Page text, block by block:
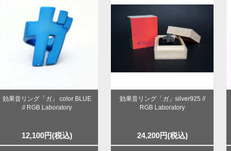
効果音リング「ガ」 color BLUE
// RGB Laboratory
12,100円(税込)
効果音リング「ガ」silver925 //
RGB Laboratory
24,200円(税込)